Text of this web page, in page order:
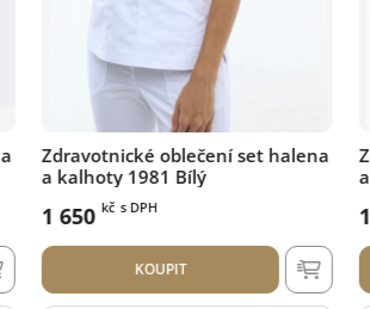
Zdravotnické oblečení set halena
a kalhoty 1981 Nebeský
1 650 kč s DPH
KOUPIT